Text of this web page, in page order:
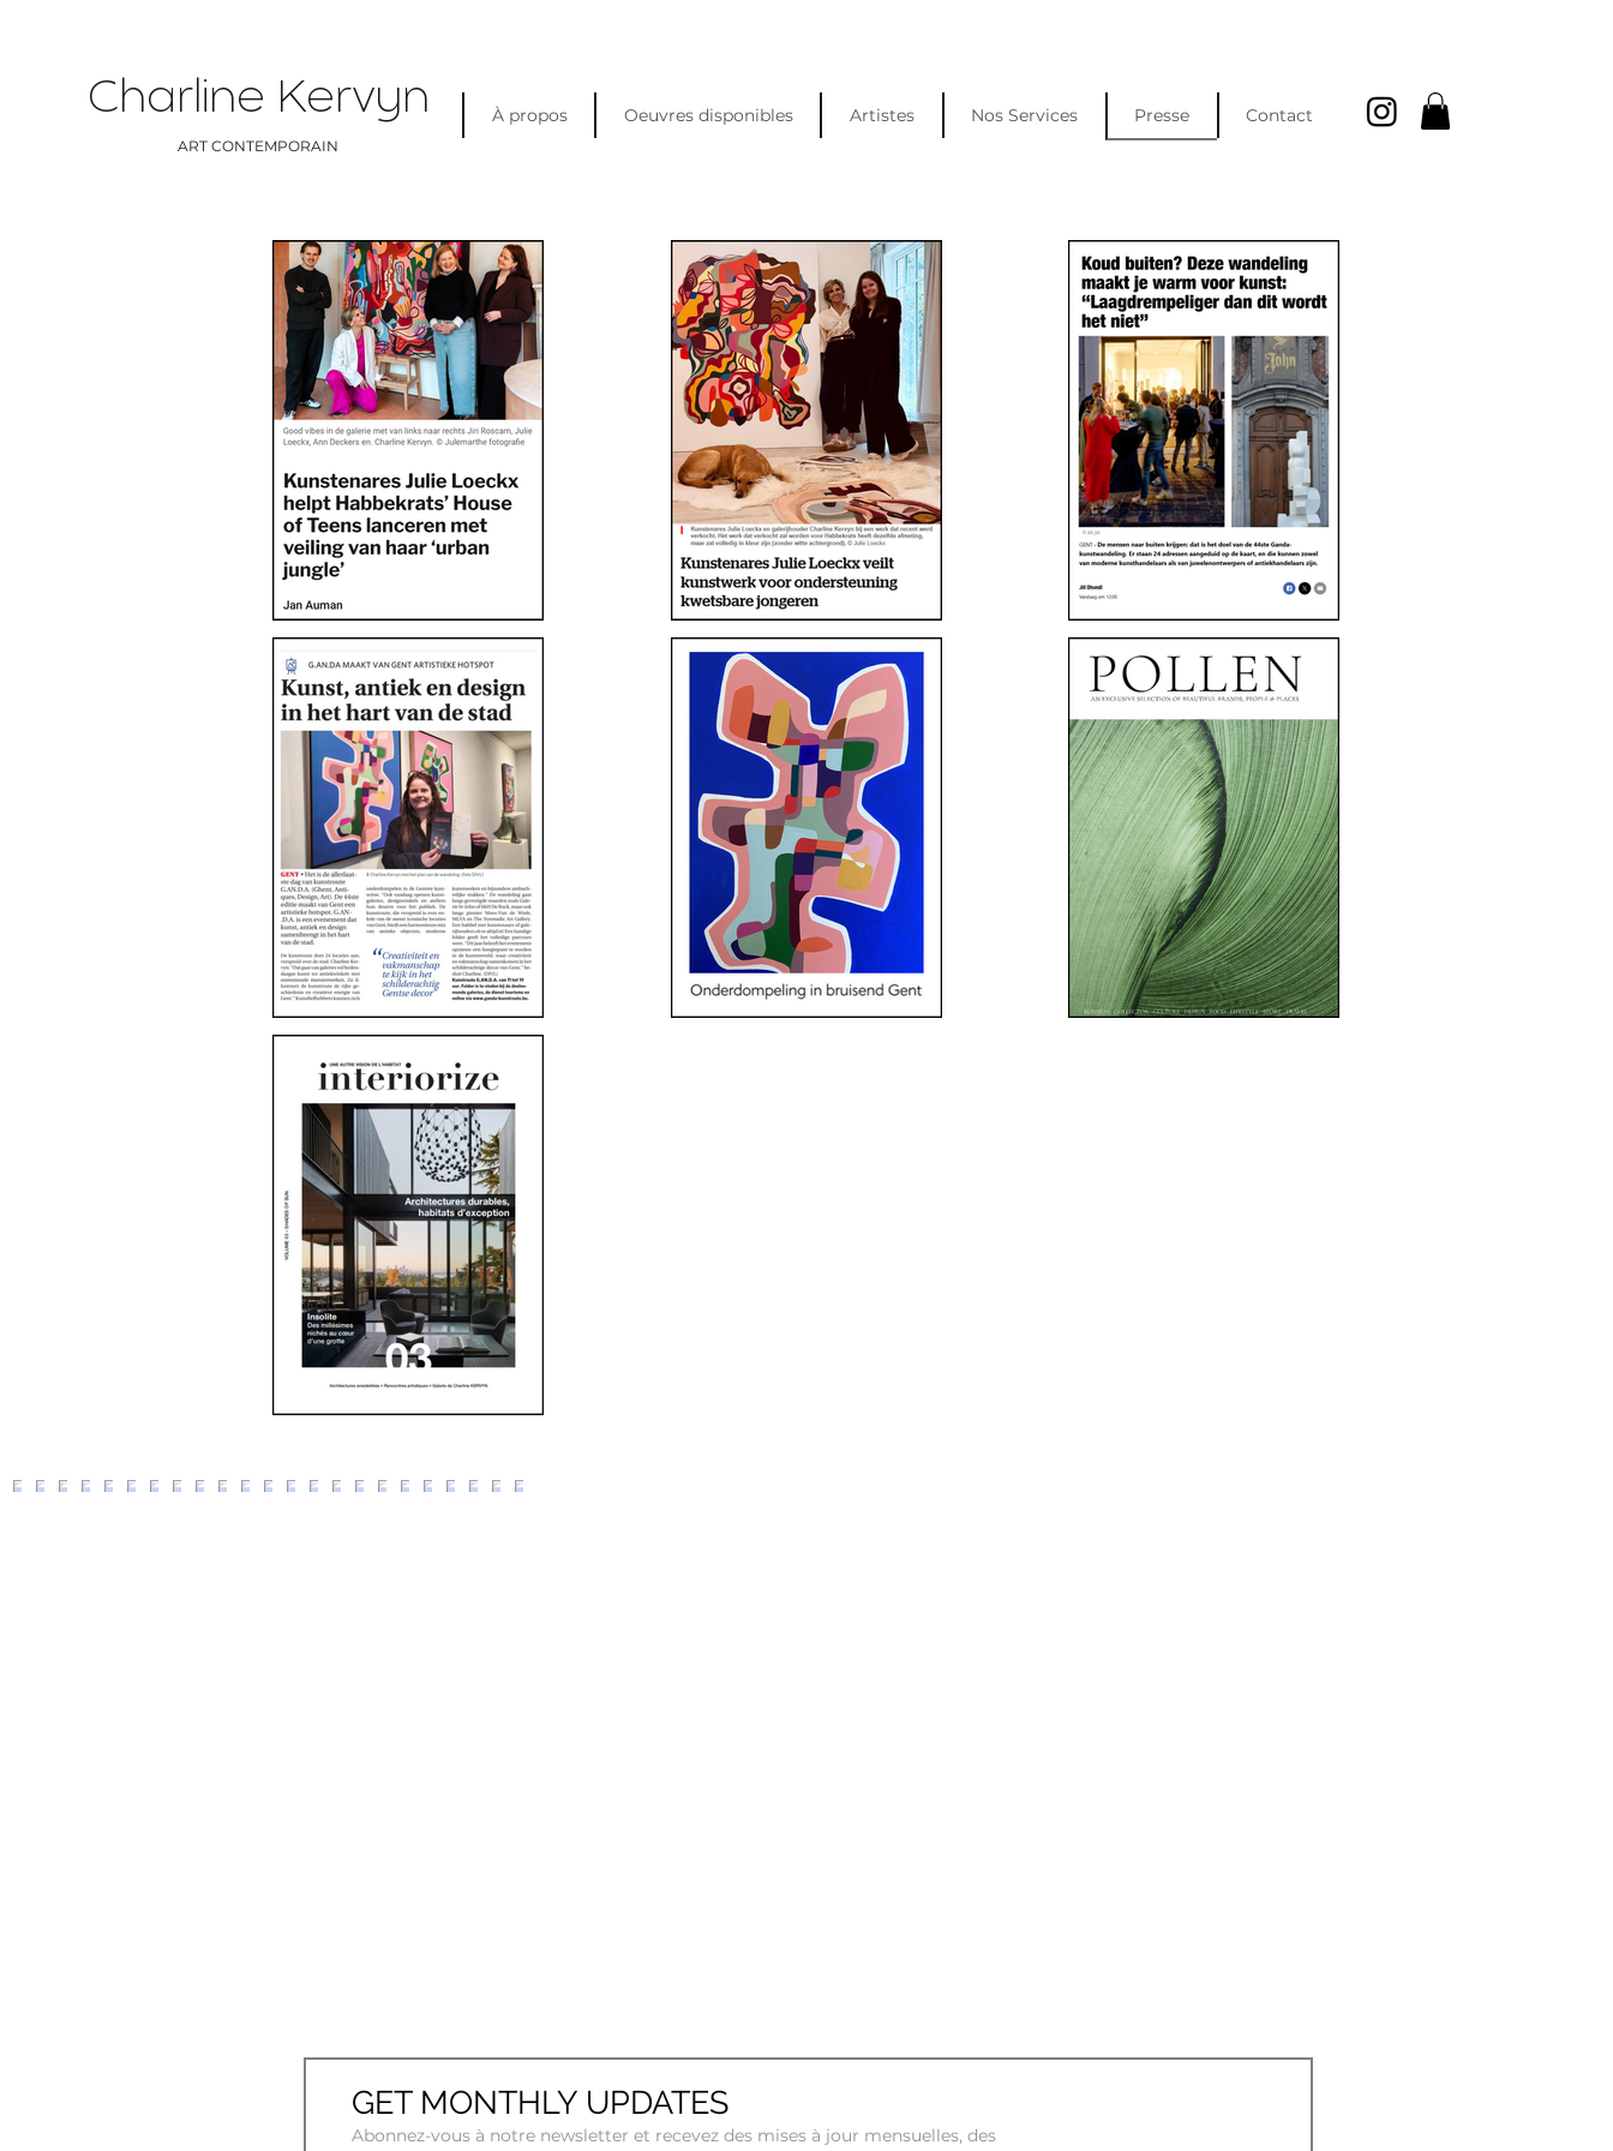
Charline Kervyn
ART CONTEMPORAIN
À propos Oeuvres disponibles Artistes Nos Services Presse Contact
GET MONTHLY UPDATES
Abonnez-vous à notre newsletter et recevez des mises à jour mensuelles, des